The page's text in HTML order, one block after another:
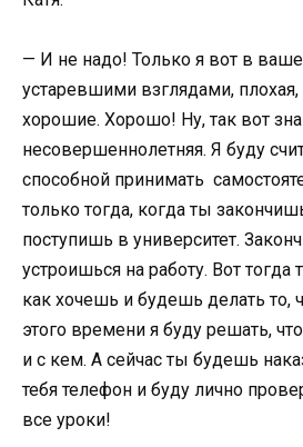
— И не надо! Только я вот в
устаревшими взглядами,
хорошие. Хорошо! Ну, так вот
несовершеннолетняя. Я буду
способной принимать
только тогда, когда ты
поступишь в университет.
устроишься на работу. Вот
как хочешь и будешь делать то,
этого времени я буду решать,
и с кем. А сейчас ты будешь
тебя телефон и буду лично
все уроки!